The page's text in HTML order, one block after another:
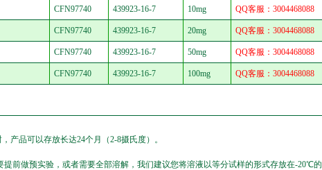
CFN97740 439923-16-7 10mg QQ客服：3004468088
CFN97740 439923-16-7 20mg QQ客服：3004468088
CFN97740 439923-16-7 50mg QQ客服：3004468088
CFN97740 439923-16-7 100mg QQ客服：3004468088
产品可以存放长达24个月（2-8摄氏度）。
前做预实验，或者需要全部溶解，我们建议您将溶液以等分试样的形式存放在-20℃的